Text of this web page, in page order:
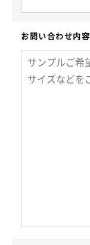
お問い合わせ内容